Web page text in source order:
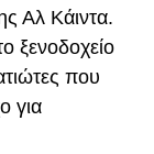
Αλ Κάιντα.
ξενοδοχείο
που
για